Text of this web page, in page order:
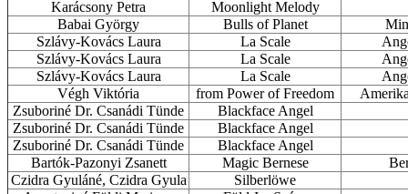
Karácsony Petra
Moonlight Melody
Babai György
Bulls of Planet
Szlávy-Kovács Laura
La Scale
Szlávy-Kovács Laura
La Scale
Szlávy-Kovács Laura
La Scale
Végh Viktória
from Power of Freedom
Zsuboriné Dr. Csanádi Tünde
Blackface Angel
Zsuboriné Dr. Csanádi Tünde
Blackface Angel
Zsuboriné Dr. Csanádi Tünde
Blackface Angel
Bartók-Pazonyi Zsanett
Magic Bernese
Czidra Gyuláné, Czidra Gyula
Silberlöwe